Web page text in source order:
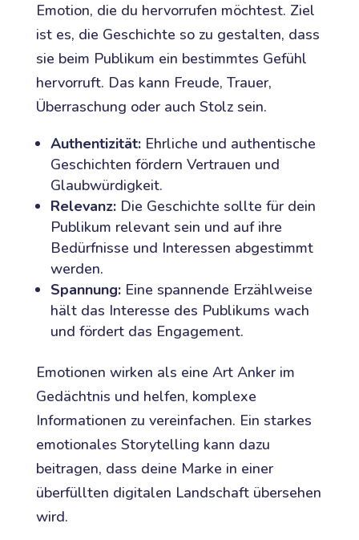
Emotion, die du hervorrufen möchtest. Ziel
ist es, die Geschichte so zu gestalten, dass
sie beim Publikum ein bestimmtes Gefühl
hervorruft. Das kann Freude, Trauer,
Überraschung oder auch Stolz sein.
Authentizität:Ehrliche und authentische
Geschichten fördern Vertrauen und
Glaubwürdigkeit.
Relevanz:Die Geschichte sollte für dein
Publikum relevant sein und auf ihre
Bedürfnisse und Interessen abgestimmt
werden.
Spannung:Eine spannende Erzählweise
hält das Interesse des Publikums wach
und fördert das Engagement.
Emotionen wirken als eine Art Anker im
Gedächtnis und helfen, komplexe
Informationen zu vereinfachen. Ein starkes
emotionales Storytelling kann dazu
beitragen, dass deine Marke in einer
überfüllten digitalen Landschaft übersehen
wird.